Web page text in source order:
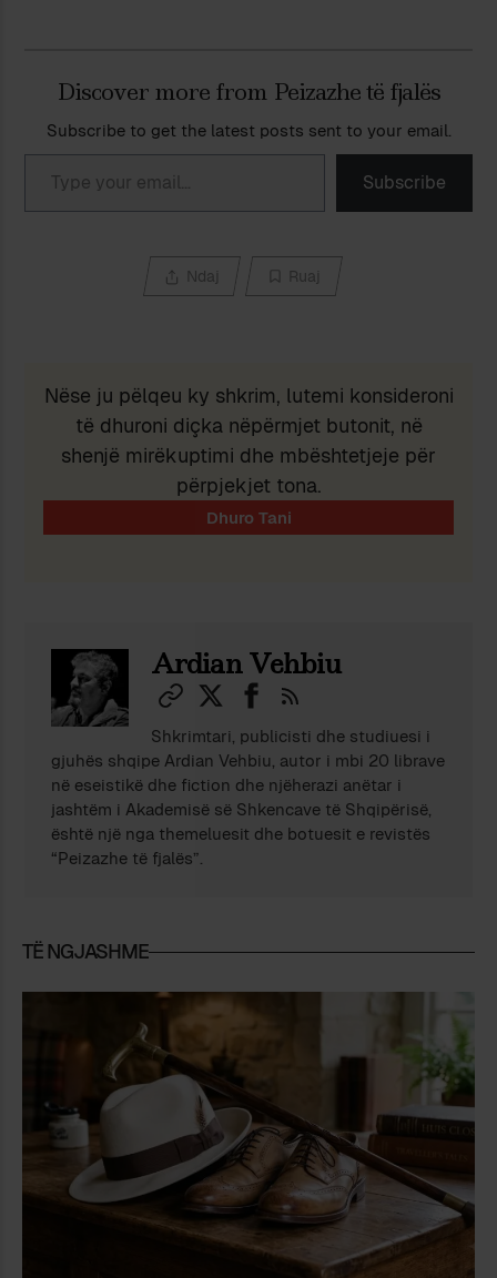
Discover more from Peizazhe të fjalës
Subscribe to get the latest posts sent to your email.
Type your email…
Subscribe
Ndaj Ruaj
Nëse ju pëlqeu ky shkrim, lutemi konsideroni
të dhuroni diçka nëpërmjet butonit, në
shenjë mirëkuptimi dhe mbështetjeje për
përpjekjet tona.
Ardian Vehbiu
Shkrimtari, publicisti dhe studiuesi i
gjuhës shqipe Ardian Vehbiu, autor i mbi 20 librave
në eseistikë dhe fiction dhe njëherazi anëtar i
jashtëm i Akademisë së Shkencave të Shqipërisë,
është një nga themeluesit dhe botuesit e revistës
“Peizazhe të fjalës”.
TË NGJASHME